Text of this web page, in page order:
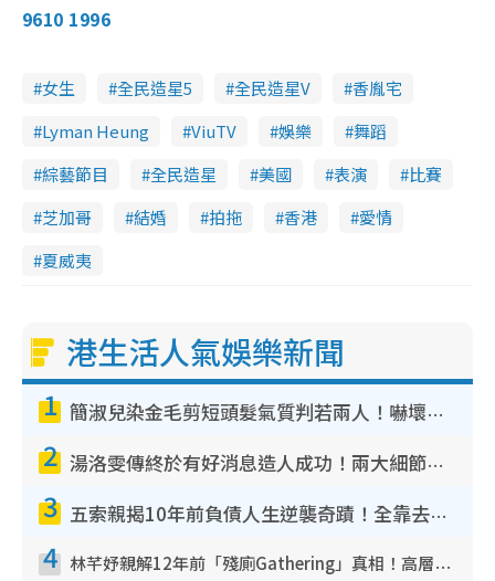
9610 1996
女生 全民造星5 全民造星V
香胤宅
Lyman Heung
ViuTV 娛樂
舞蹈
綜藝節目
全民造星 美國 表演
比賽
芝加哥
結婚 拍拖 香港
愛情
夏威夷
港生活人氣娛樂新聞
1 簡淑兒染金毛剪短頭髮氣質判若兩人！嚇壞老公麥大力都認唔出：「你做咩事？」
2 湯洛雯傳終於有好消息造人成功！兩大細節曝孕味極濃惹猜測：大肚婆先會咁！
3 五索親揭10年前負債人生逆襲奇蹟！全靠去一地方轉運後即遇上馬先生
4 林芊妤親解12年前「殘廁Gathering」真相！高層解約一句話重創尊嚴至今拒返TVB